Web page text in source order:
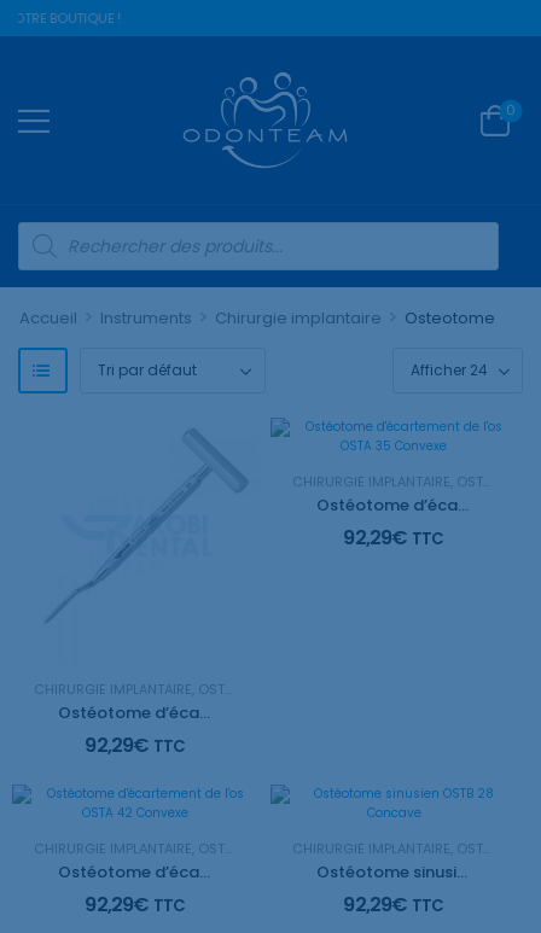
BOUTIQUE !
0
Accueil > Instruments > Chirurgie implantaire > Osteotome
CHIRURGIE IMPLANTAIRE OSTEOTOME
Ostéotome d’écartement de l’os OSTA 28 Convexe
92,29€ TTC
CHIRURGIE IMPLANTAIRE OSTEOTOME
Ostéotome d’écartement de l’os OSTA 35 Convexe
92,29€ TTC
CHIRURGIE IMPLANTAIRE OSTEOTOME
Ostéotome d’écartement de l’os OSTA 42 Convexe
92,29€ TTC
CHIRURGIE IMPLANTAIRE OSTEOTOME
Ostéotome sinusien OSTB 28 Concave
92,29€ TTC